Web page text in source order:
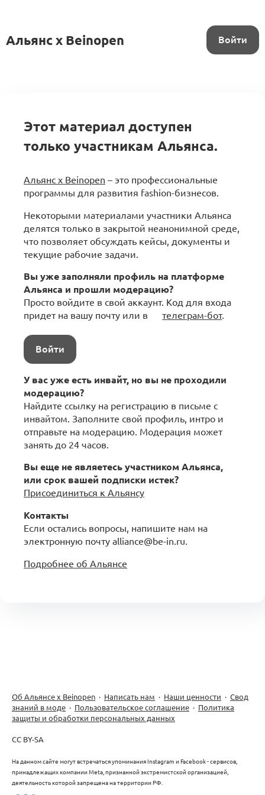
Альянс x Beinopen Войти
Этот материал доступен
только участникам Альянса.
Альянс x Beinopen – это профессиональные
программы для развития fashion-бизнесов.
Некоторыми материалами участники Альянса
делятся только в закрытой неанонимной среде,
что позволяет обсуждать кейсы, документы и
текущие рабочие задачи.
Вы уже заполняли профиль на платформе
Альянса и прошли модерацию?
Просто войдите в свой аккаунт. Код для входа
придет на вашу почту или в
телеграм-бот.
Войти
У вас уже есть инвайт, но вы не проходили
модерацию?
Найдите ссылку на регистрацию в письме с
инвайтом. Заполните свой профиль, интро и
отправьте на модерацию. Модерация может
занять до 24 часов.
Вы еще не являетесь участником Альянса,
или срок вашей подписки истек?
Присоединиться к Альянсу
Контакты
Если остались вопросы, напишите нам на
электронную почту alliance@be-in.ru.
Подробнее об Альянсе
Об Альянсе х Beinopen · Написать нам · Наши ценности · Свод
знаний в моде · Пользовательское соглашение · Политика
защиты и обработки персональных данных
CC BY-SA
На данном сайте могут встречаться упоминания Instagram и Facebook - сервисов,
принадлежащих компании Meta, признанной экстремистской организацией,
деятельность которой запрещена на территории РФ.